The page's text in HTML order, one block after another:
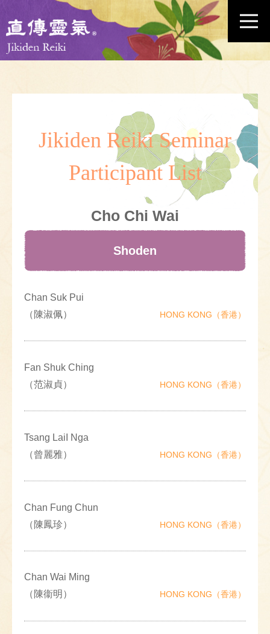
Jikiden Reiki Seminar
Participant List
Cho Chi Wai
Shoden
Chan Suk Pui
（陳淑佩）
HONG KONG（香港）
Fan Shuk Ching
（范淑貞）
HONG KONG（香港）
Tsang LaiI Nga
（曾麗雅）
HONG KONG（香港）
Chan Fung Chun
（陳鳳珍）
HONG KONG（香港）
Chan Wai Ming
（陳衞明）
HONG KONG（香港）